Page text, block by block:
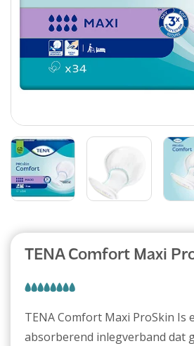
Abonnement
TENA Comfort Maxi
TENA Comfort Maxi ProSkin Is
absorberend inlegverband dat